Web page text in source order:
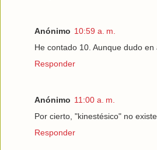
Anónimo 10:59 a. m.
He contado 10. Aunque dudo en
Responder
Anónimo 11:00 a. m.
Por cierto, "kinestésico" no
Responder